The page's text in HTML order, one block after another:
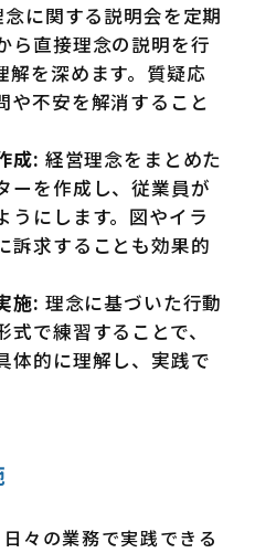
に関する説明会を定期
ら直接理念の説明を行
解を深めます。質疑応
や不安を解消すること
成: 経営理念をまとめた
ーを作成し、従業員が
うにします。図やイラ
訴求することも効果的
施: 理念に基づいた行動
で練習することで、
体的に理解し、実践で
々の業務で実践できる